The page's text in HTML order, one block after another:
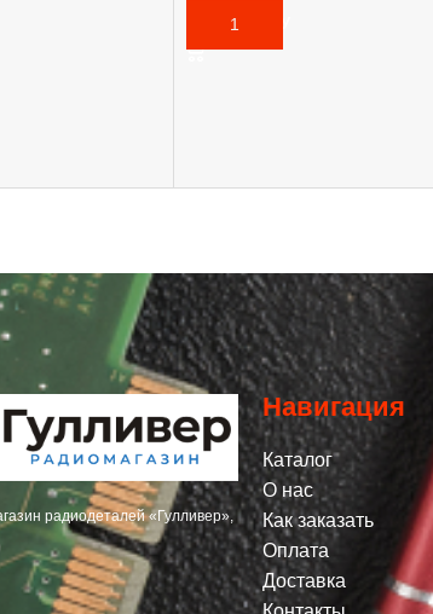
В КОРЗИНУ
радиодеталей «Гулливер»,
Навигация
Каталог
О нас
Как заказать
Оплата
Доставка